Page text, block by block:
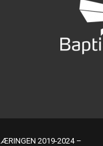
2019-2024 –